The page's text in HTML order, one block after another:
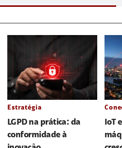
Estratégia
LGPD na prática: da
conformidade à
IoT